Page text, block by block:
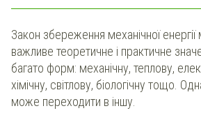
Закон збереження механічної енергії
важливе теоретичне і практичне
багато форм: механічну, теплову,
хімічну, світлову, біологічну тощо.
може переходити в іншу.